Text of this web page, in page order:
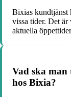
Bixias kundtjänst
vissa tider. Det
aktuella
Vad ska
hos Bixia?